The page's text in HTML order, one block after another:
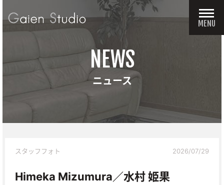
MENU
NEWS
ニュース
スタッフフォト 2026/07/29
Himeka Mizumura／水村 姫果